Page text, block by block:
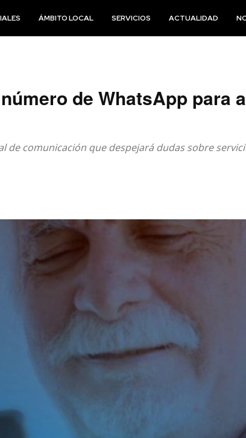
ÁMBITO LOCAL SERVICIOS ACTUALIDAD
de WhatsApp para
de comunicación que despejará dudas sobre